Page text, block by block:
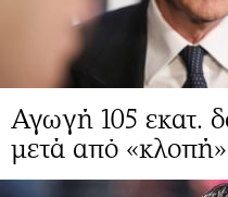
Αγωγή 105 εκατ.
μετά από «κλοπή»